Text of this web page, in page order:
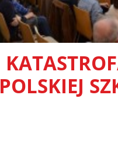
POLSKIEJ